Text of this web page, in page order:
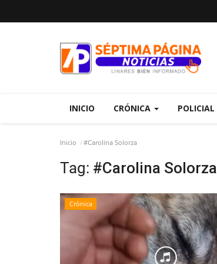
INICIO CRÓNICA POLICIAL
Inicio #Carolina Solorza
Tag: #Carolina Solorza
Crónica